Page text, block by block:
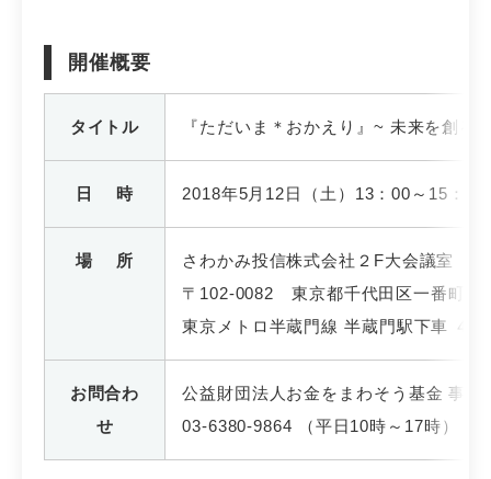
開催概要
タイトル 『ただいま＊おかえり』~ 未来を創
日 時 2018年5月12日（土）13：00～15：
場 所
さわかみ投信株式会社２F大会議室
〒102-0082 東京都千代田区一番町29
東京メトロ半蔵門線 半蔵門駅下車 ４
お問合わ
せ
公益財団法人お金をまわそう基金 事務
03-6380-9864 （平日10時～17時）